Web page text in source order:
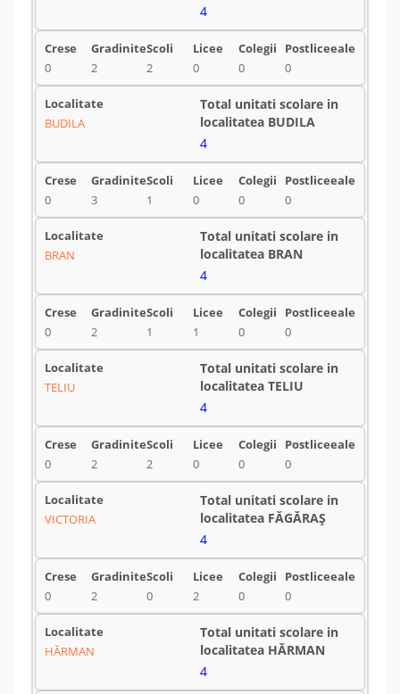
4
0 2 2 0 0 0
BUDILA
4
0 3 1 0 0 0
BRAN
4
0 2 1 1 0 0
TELIU
4
0 2 2 0 0 0
VICTORIA
4
0 2 0 2 0 0
HĂRMAN
4